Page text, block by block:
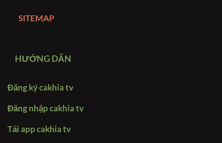
SITEMAP
HƯỚNG DẪN
Đăng ký cakhia tv
Đăng nhập cakhia tv
Tải app cakhia tv